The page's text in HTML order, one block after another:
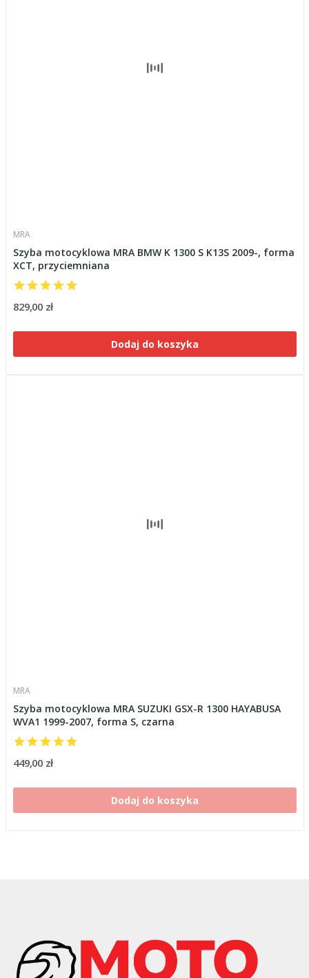
MRA
Szyba motocyklowa MRA BMW K 1300 S K13S 2009-, forma
XCT, przyciemniana
829,00 zł
Dodaj do koszyka
MRA
Szyba motocyklowa MRA SUZUKI GSX-R 1300 HAYABUSA
WVA1 1999-2007, forma S, czarna
449,00 zł
Dodaj do koszyka